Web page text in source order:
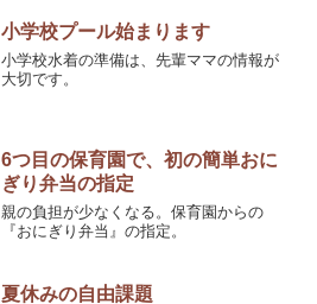
れば幸いです。
小学校プール始まります
小学校水着の準備は、先輩ママの情報が
大切です。
6つ目の保育園で、初の簡単おに
ぎり弁当の指定
親の負担が少なくなる。保育園からの
『おにぎり弁当』の指定。
夏休みの自由課題